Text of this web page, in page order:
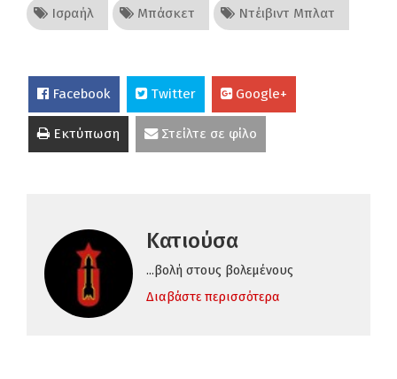
Ισραήλ Μπάσκετ Ντέιβιντ Μπλατ
Facebook Twitter Google+
Εκτύπωση Στείλτε σε φίλο
Κατιούσα
...βολή στους βολεμένους
Διαβάστε περισσότερα